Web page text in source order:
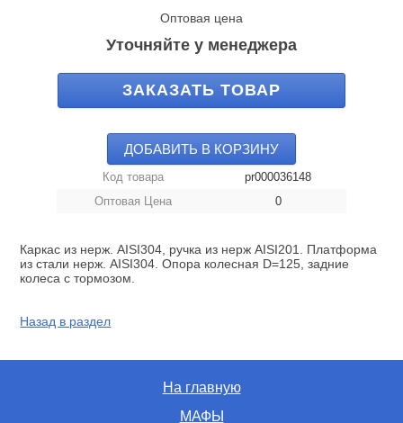
Оптовая цена
Уточняйте у менеджера
ЗАКАЗАТЬ ТОВАР
ДОБАВИТЬ В КОРЗИНУ
Код товара
pr000036148
Оптовая Цена
0
Каркас из нерж. AISI304, ручка из нерж AISI201. Платформа
из стали нерж. AISI304. Опора колесная D=125, задние
колеса с тормозом.
Назад в раздел
На главную
МАФЫ